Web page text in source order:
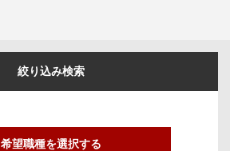
絞り込み検索
希望職種を選択する